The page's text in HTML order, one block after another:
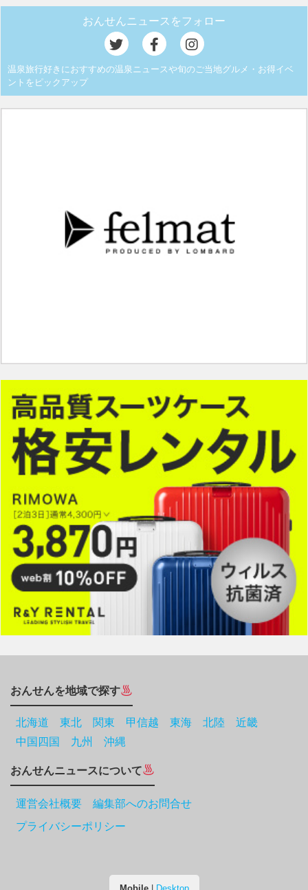
おんせんニュースをフォロー
温泉旅行好きにおすすめの温泉ニュースや旬のご当地グルメ・お得イベ
ントをピックアップ
おんせんを地域で探す
北海道 東北 関東 甲信越 東海 北陸
近畿
中国四国
九州 沖縄
おんせんニュースについて
運営会社概要 編集部へのお問合せ
プライバシーポリシー